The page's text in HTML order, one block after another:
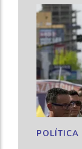
POLÍTICA